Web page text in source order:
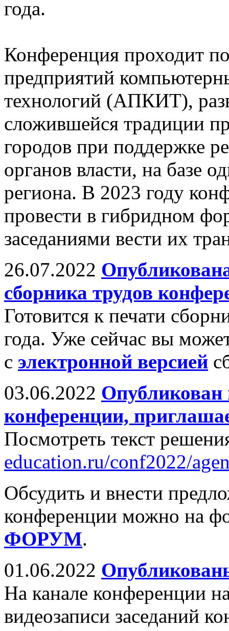
года.
Конференция проходит
предприятий
технологий (АПКИТ),
сложившейся традиции
городов при поддержке
органов власти, на базе
региона. В 2023 году
провести в гибридном
заседаниями вести их
26.07.2022
сборника трудов
Готовится к печати
года. Уже сейчас вы
с электронной версией
03.06.2022 Опубликован
конференции,
Посмотреть текст
education.ru/conf2022/
Обсудить и внести
конференции можно на
ФОРУМ.
01.06.2022
На канале конференции
видеозаписи заседаний